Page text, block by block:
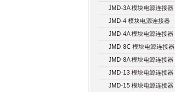
JMD-3A 模块电源连接器
JMD-4 模块电源连接器
JMD-4A 模块电源连接器
JMD-8C 模块电源连接器
JMD-8A 模块电源连接器
JMD-13 模块电源连接器
JMD-15 模块电源连接器